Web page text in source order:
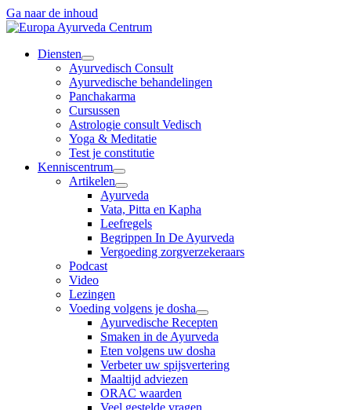
Ga naar de inhoud
Diensten
Ayurvedisch Consult
Ayurvedische behandelingen
Panchakarma
Cursussen
Astrologie consult Vedisch
Yoga & Meditatie
Test je constitutie
Kenniscentrum
Artikelen
Ayurveda
Vata, Pitta en Kapha
Leefregels
Begrippen In De Ayurveda
Vergoeding zorgverzekeraars
Podcast
Video
Lezingen
Voeding volgens je dosha
Ayurvedische Recepten
Smaken in de Ayurveda
Eten volgens uw dosha
Verbeter uw spijsvertering
Maaltijd adviezen
ORAC waarden
Veel gestelde vragen